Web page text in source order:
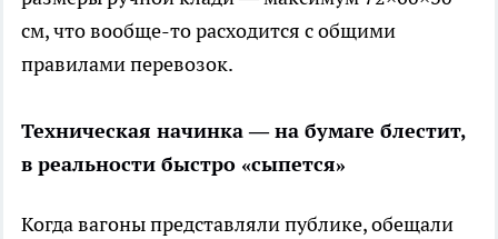
см, что вообще-то расходится с общими
правилами перевозок.
Техническая начинка — на бумаге блестит,
в реальности быстро «сыпется»
Когда вагоны представляли публике, обещали